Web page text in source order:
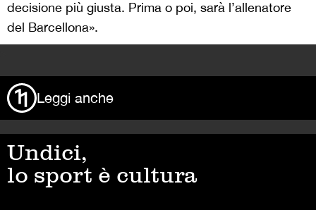
decisione più giusta. Prima o poi, sarà l’allenatore
del Barcellona».
Leggi anche
Undici,
lo sport è cultura